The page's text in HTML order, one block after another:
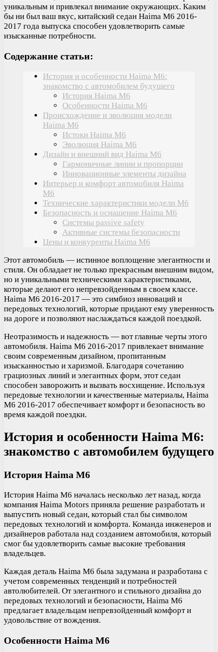
уникальным и привлекал внимание окружающих. Каким
бы ни был ваш вкус, китайский седан Haima M6 2016-
2017 года выпуска способен удовлетворить самые
изысканные потребности.
Содержание статьи:
История и особенности Haima M6:
знакомство с автомобилем будущего
История Haima M6
Особенности Haima M6
Происхождение и эволюция модели
Haima M6
Истоки Haima M6
Эволюция Haima M6
Дизайн и внешний вид Haima M6
Гармоничные линии и пропорции
Инновационные элементы дизайна
Интерьер и комфорт автомобиля Haima
M6
Технические характеристики модели M6
Безопасность и оснащение Haima M6
Системы passivе safety
Активные системы безопасности
Цены и конкуренты Haima M6
Этот автомобиль — истинное воплощение элегантности и
стиля. Он обладает не только прекрасным внешним видом,
но и уникальными техническими характеристиками,
которые делают его непревзойденным в своем классе.
Haima M6 2016-2017 — это симбиоз инноваций и
передовых технологий, которые придают ему уверенность
на дороге и позволяют наслаждаться каждой поездкой.
Неотразимость и надежность — вот главные черты этого
автомобиля. Haima M6 2016-2017 привлекает внимание
своим современным дизайном, пропитанным
изысканностью и харизмой. Благодаря сочетанию
грациозных линий и элегантных форм, этот седан
способен заворожить и вызвать восхищение. Используя
передовые технологии и качественные материалы, Haima
M6 2016-2017 обеспечивает комфорт и безопасность во
время каждой поездки.
История и особенности Haima M6:
знакомство с автомобилем будущего
История Haima M6
История Haima M6 началась несколько лет назад, когда
компания Haima Motors приняла решение разработать и
выпустить новый седан, который стал бы символом
передовых технологий и комфорта. Команда инженеров и
дизайнеров работала над созданием автомобиля, который
смог бы удовлетворить самые высокие требования
владельцев.
Каждая деталь Haima M6 была задумана и разработана с
учетом современных тенденций и потребностей
автолюбителей. От элегантного и стильного дизайна до
передовых технологий и безопасности, Haima M6
предлагает владельцам непревзойденный комфорт и
удовольствие от вождения.
Особенности Haima M6